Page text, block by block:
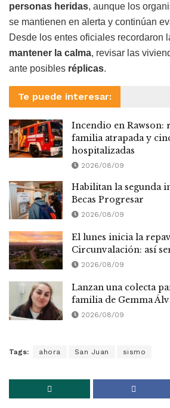
personas heridas, aunque los
se mantienen en alerta y continúan
Desde los entes oficiales recordaron
mantener la calma, revisar las
ante posibles réplicas.
Te puede interesar:
Incendio en Rawson:
familia atrapada y
hospitalizadas
2026/08/09
Habilitan la segunda
Becas Progresar
2026/08/09
El lunes inicia la
Circunvalación: así
2026/08/09
Lanzan una colecta
familia de Gemma
2026/08/09
Tags: ahora San Juan sismo